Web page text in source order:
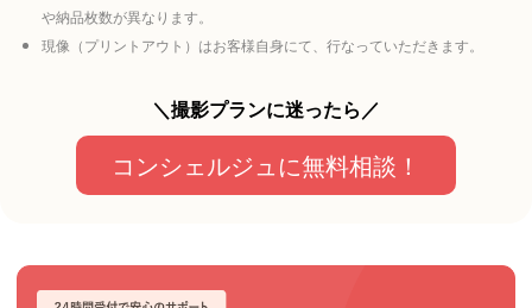
や納品枚数が異なります。
現像（プリントアウト）はお客様自身にて、行なっていただきます。
＼撮影プランに迷ったら／
コンシェルジュに無料相談！